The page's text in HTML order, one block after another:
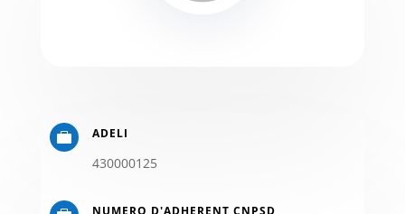
 ADELI
430000125
NUMERO D'ADHERENT CNPSD